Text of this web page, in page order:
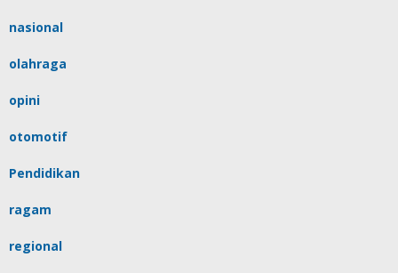
nasional
olahraga
opini
otomotif
Pendidikan
ragam
regional